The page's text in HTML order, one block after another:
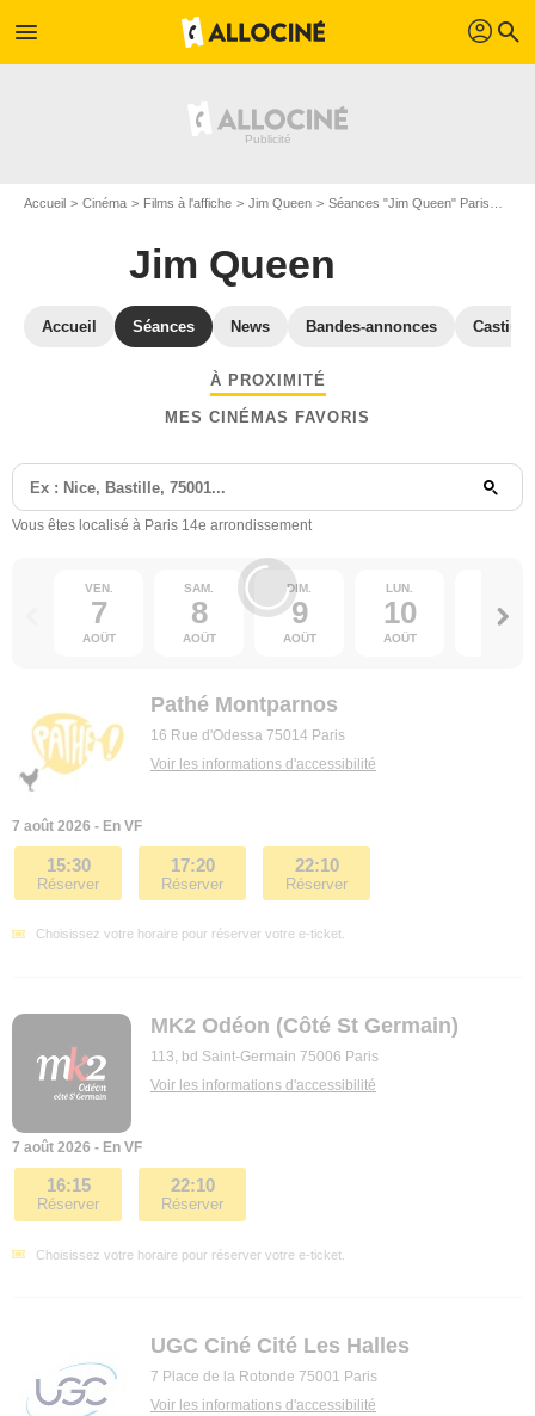
menu profil search
Accueil Cinéma Films à l'affiche Jim Queen Séances "Jim Queen" Paris
Jim Queen
Accueil Séances News Bandes-annonces Casting
À PROXIMITÉ
MES CINÉMAS FAVORIS
Vous êtes localisé à Paris 14e arrondissement
VEN.
7
AOÛT
SAM.
8
AOÛT
DIM.
9
AOÛT
LUN.
10
AOÛT
11
Pathé Montparnos
16 Rue d'Odessa 75014 Paris
Voir les informations d'accessibilité
7 août 2026 - En VF
15:30
Réserver
17:20
Réserver
22:10
Réserver
Choisissez votre horaire pour réserver votre e-ticket.
MK2 Odéon (Côté St Germain)
113, bd Saint-Germain 75006 Paris
Voir les informations d'accessibilité
7 août 2026 - En VF
16:15
Réserver
22:10
Réserver
Choisissez votre horaire pour réserver votre e-ticket.
UGC Ciné Cité Les Halles
7 Place de la Rotonde 75001 Paris
Voir les informations d'accessibilité